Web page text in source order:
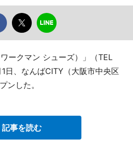
ークマン シューズ）」（TEL
、なんばCITY（大阪市中央区
ンした。
記事を読む